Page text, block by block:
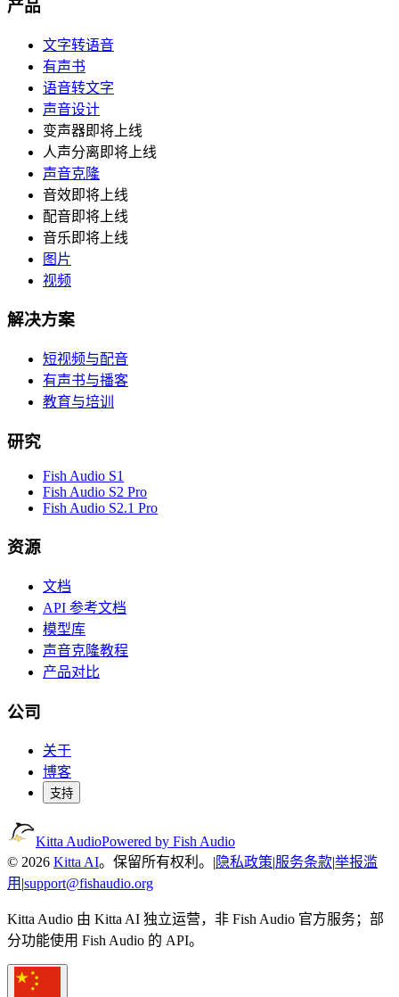
产品
文字转语音
有声书
语音转文字
声音设计
变声器即将上线
人声分离 即将上线
声音克隆
音效即将上线
配音即将上线
音乐 即将上线
图片
视频
解决方案
短视频与配音
有声书与播客
教育与培训
研究
Fish Audio S1
Fish Audio S2 Pro
Fish Audio S2.1 Pro
资源
文档
API 参考文档
模型库
声音克隆教程
产品对比
公司
关于
博客
支持
Kitta AudioPowered by Fish Audio
© 2026 Kitta AI。保留所有权利。 | 隐私政策|服务条款|举报滥
用 |support@fishaudio.org
Kitta Audio 由 Kitta AI 独立运营，非 Fish Audio 官方服务；部
分功能使用 Fish Audio 的 API。